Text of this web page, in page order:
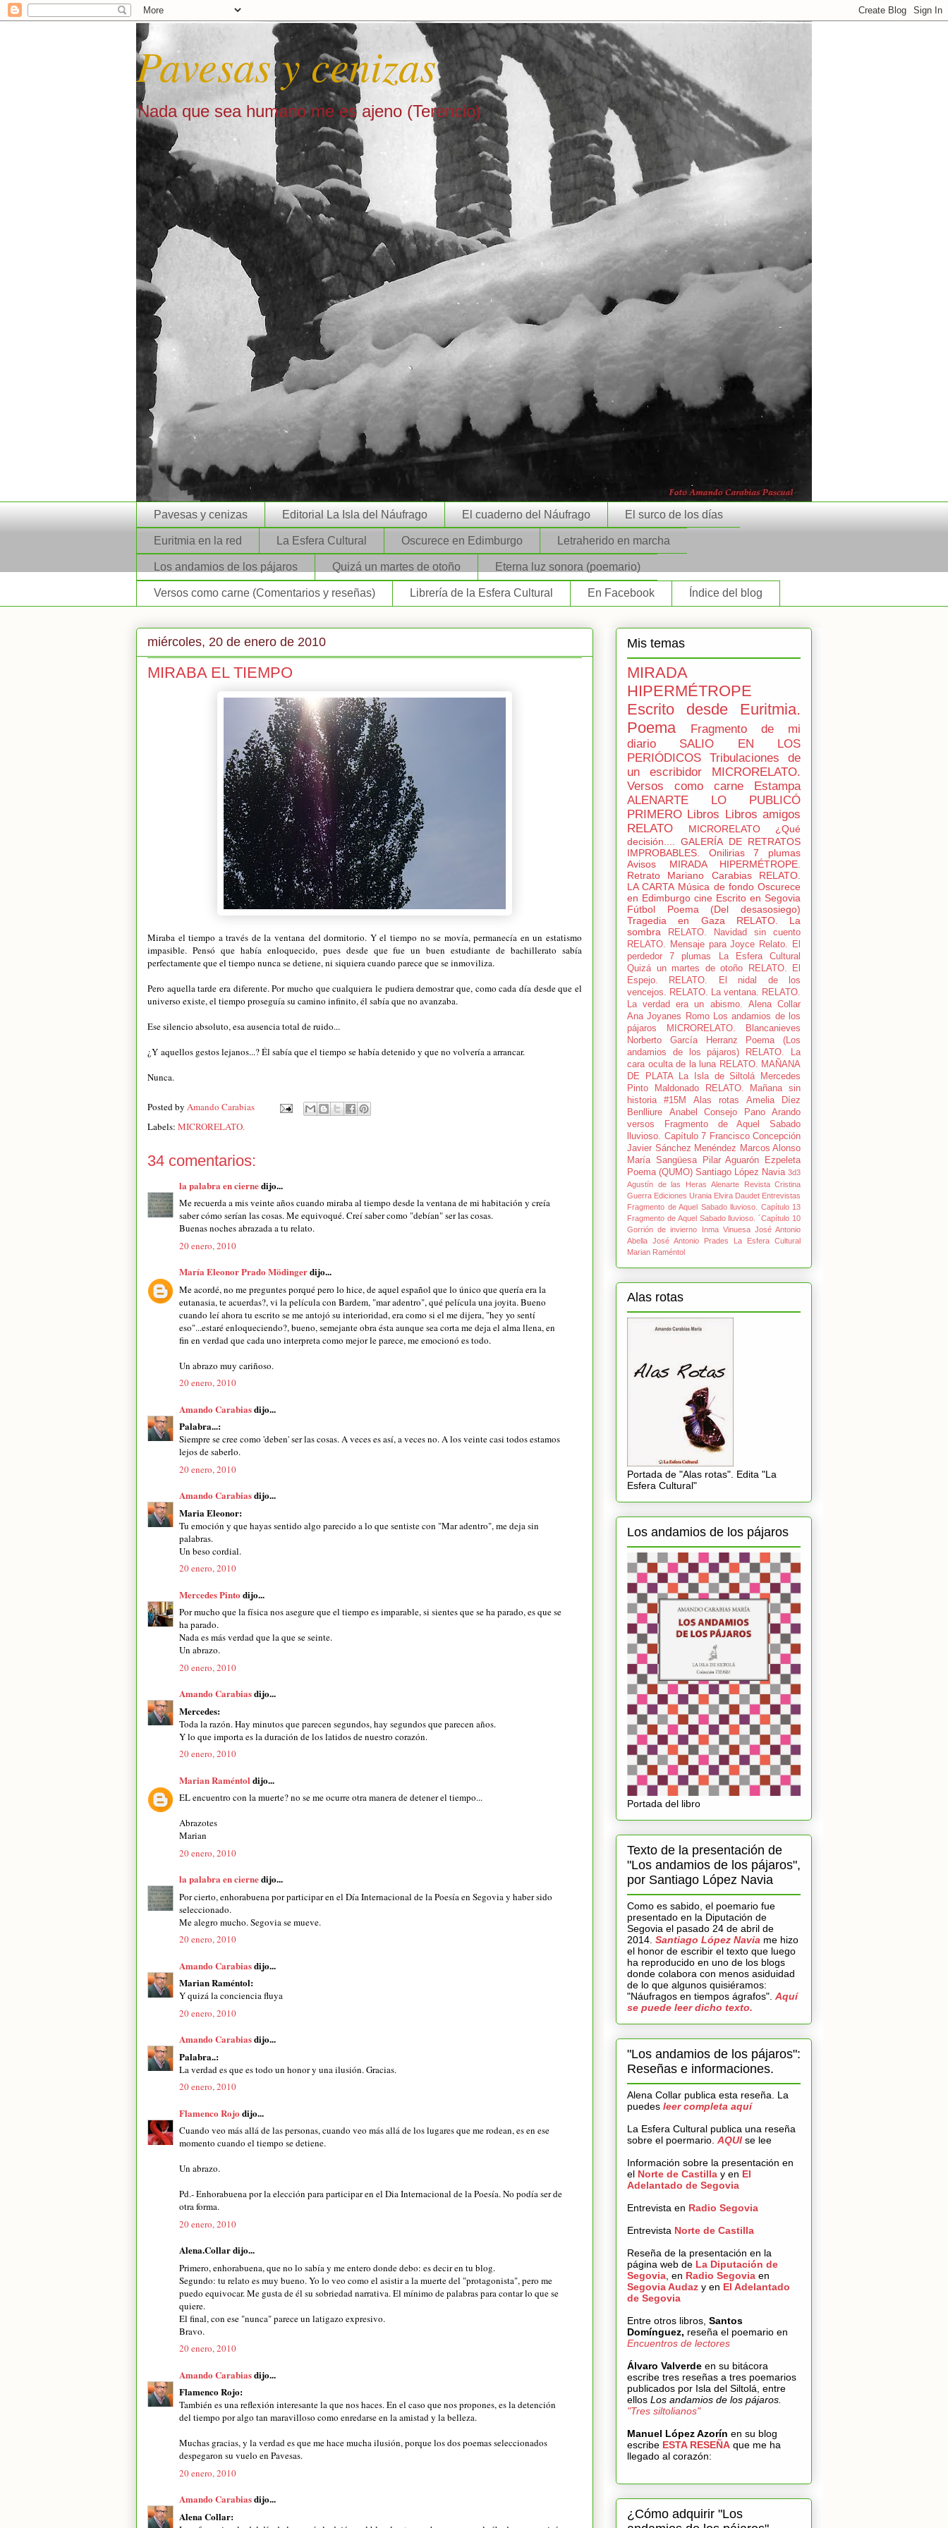
Pavesas y cenizas
Nada que sea humano me es ajeno (Terencio)
Pavesas y cenizas Editorial La Isla del Náufrago El cuaderno del Náufrago El surco de los días
Euritmia en la red La Esfera Cultural Oscurece en Edimburgo Letraherido en marcha
Los andamios de los pájaros Quizá un martes de otoño Eterna luz sonora (poemario)
Versos como carne (Comentarios y reseñas) Librería de la Esfera Cultural En Facebook Índice del blog
miércoles, 20 de enero de 2010
MIRABA EL TIEMPO
Miraba el tiempo a través de la ventana del dormitorio. Y el tiempo no se movía, permanecía en un estatismo
impasible. Pensó que había enloquecido, pues desde que fue un buen estudiante de bachillerato sabía
perfectamente que el tiempo nunca se detiene, ni siquiera cuando parece que se inmoviliza.
Pero aquella tarde era diferente. Por mucho que cualquiera le pudiera demostrar que, como cada día desde que el
universo existe, el tiempo proseguía su camino infinito, él sabía que no avanzaba.
Ese silencio absoluto, esa ausencia total de ruido...
¿Y aquellos gestos lejanos...? Él sabía que el tiempo se había detenido y que no volvería a arrancar.
Nunca.
Posted by Amando Carabias
Labels: MICRORELATO.
34 comentarios:
la palabra en ciernedijo...
Me recuerda a mis veinte años cuando miraba al tiempo desde la ventana de mi habitación y creía
saber cómo serían las cosas. Me equivoqué. Creí saber como "debían" ser las cosas.
Buenas noches abrazada a tu relato.
20 enero, 2010
María Eleonor Prado Mödingerdijo...
Me acordé, no me preguntes porqué pero lo hice, de aquel español que lo único que quería era la
eutanasia, te acuerdas?, vi la película con Bardem, "mar adentro", qué película una joyita. Bueno
cuando leí ahora tu escrito se me antojó su interioridad, era como si el me dijera, "hey yo sentí
eso"...estaré enloqueciendo?, bueno, semejante obra ésta aunque sea corta me deja el alma llena, en
fin en verdad que cada uno interpreta como mejor le parece, me emocionó es todo.
Un abrazo muy cariñoso.
20 enero, 2010
Amando Carabiasdijo...
Palabra...:
Siempre se cree como 'deben' ser las cosas. A veces es así, a veces no. A los veinte casi todos estamos
lejos de saberlo.
20 enero, 2010
Amando Carabiasdijo...
Maria Eleonor:
Tu emoción y que hayas sentido algo parecido a lo que sentiste con "Mar adentro", me deja sin
palabras.
Un beso cordial.
20 enero, 2010
Mercedes Pinto dijo...
Por mucho que la física nos asegure que el tiempo es imparable, si sientes que se ha parado, es que se
ha parado.
Nada es más verdad que la que se seinte.
Un abrazo.
20 enero, 2010
Amando Carabiasdijo...
Mercedes:
Toda la razón. Hay minutos que parecen segundos, hay segundos que parecen años.
Y lo que importa es la duración de los latidos de nuestro corazón.
20 enero, 2010
Marian Raméntol dijo...
EL encuentro con la muerte? no se me ocurre otra manera de detener el tiempo...
Abrazotes
Marian
20 enero, 2010
la palabra en ciernedijo...
Por cierto, enhorabuena por participar en el Día Internacional de la Poesía en Segovia y haber sido
seleccionado.
Me alegro mucho. Segovia se mueve.
20 enero, 2010
Amando Carabiasdijo...
Marian Raméntol:
Y quizá la conciencia fluya
20 enero, 2010
Amando Carabiasdijo...
Palabra..:
La verdad es que es todo un honor y una ilusión. Gracias.
20 enero, 2010
Flamenco Rojo dijo...
Cuando veo más allá de las personas, cuando veo más allá de los lugares que me rodean, es en ese
momento cuando el tiempo se detiene.
Un abrazo.
Pd.- Enhorabuena por la elección para participar en el Dia Internacional de la Poesía. No podía ser de
otra forma.
20 enero, 2010
Alena.Collar dijo...
Primero, enhorabuena, que no lo sabía y me entero donde debo: es decir en tu blog.
Segundo: tu relato es muy bueno. Yo lo veo como el asistir a la muerte del "protagonista", pero me
puedo equivocar. Me gusta de él su sobriedad narrativa. El mínimo de palabras para contar lo que se
quiere.
El final, con ese "nunca" parece un latigazo expresivo.
Bravo.
20 enero, 2010
Amando Carabiasdijo...
Flamenco Rojo:
También es una reflexión interesante la que nos haces. En el caso que nos propones, es la detención
del tiempo por algo tan maravilloso como enredarse en la amistad y la belleza.
Muchas gracias, y la verdad es que me hace mucha ilusión, porque los dos poemas seleccionados
despegaron su vuelo en Pavesas.
20 enero, 2010
Amando Carabiasdijo...
Alena Collar:
Mis temas
MIRADA
HIPERMÉTROPE
Escrito desde Euritmia.
Poema
Fragmento de mi
diario
SALIO EN LOS
PERIÓDICOS
Tribulaciones de
un escribidor
MICRORELATO.
Versos como carne
Estampa
ALENARTE LO PUBLICÓ
PRIMERO Libros Libros amigos
RELATO
MICRORELATO ¿Qué
decisión....
GALERÍA DE RETRATOS
IMPROBABLES.
Onilirias
7 plumas
Avisos
MIRADA HIPERMÉTROPE.
Retrato
Mariano Carabias
RELATO.
LA CARTA Música de fondo Oscurece
en Edimburgo cine Escrito en Segovia
Fútbol
Poema (Del desasosiego)
Tragedia en Gaza
RELATO. La
sombra
RELATO. Navidad sin cuento
RELATO. Mensaje para Joyce Relato. El
perdedor
7 plumas La Esfera Cultural
Quizá un martes de otoño
RELATO. El
Espejo.
RELATO. El nidal de los
vencejos.
RELATO. La ventana.
RELATO.
La verdad era un abismo.
Alena Collar
Ana Joyanes Romo
Los andamios de los
pájaros
MICRORELATO. Blancanieves
Norberto García Herranz
Poema (Los
andamios de los pájaros)
RELATO. La
cara oculta de la luna RELATO. MAÑANA
DE PLATA
La Isla de Siltolá
Mercedes
Pinto Maldonado
RELATO. Mañana sin
historia
#15M Alas rotas
Amelia Díez
Benlliure
Anabel Consejo Pano
Arando
versos
Fragmento de Aquel Sabado
lluvioso. Capítulo 7 Francisco Concepción
Javier Sánchez Menéndez Marcos Alonso
María Sangüesa
Pilar Aguarón Ezpeleta
Poema (QUMO) Santiago López Navia 3d3
Agustín de las Heras Alenarte Revista Cristina
Guerra Ediciones Urania Elvira Daudet Entrevistas
Fragmento de Aquel Sabado lluvioso. Capítulo 13
Fragmento de Aquel Sabado lluvioso. ´Capítulo 10
Gorrión de invierno
Inma Vinuesa José Antonio
Abella José Antonio Prades
La Esfera Cultural
Marian Raméntol
Alas rotas
Portada de "Alas rotas". Edita "La
Esfera Cultural"
Los andamios de los pájaros
Portada del libro
Texto de la presentación de
"Los andamios de los pájaros",
por Santiago López Navia
Como es sabido, el poemario fue
presentado en la Diputación de
Segovia el pasado 24 de abril de
2014. Santiago López Navia me hizo
el honor de escribir el texto que luego
ha reproducido en uno de los blogs
donde colabora con menos asiduidad
de lo que algunos quisiéramos:
"Náufragos en tiempos ágrafos". Aquí
se puede leer dicho texto.
"Los andamios de los pájaros":
Reseñas e informaciones.
Alena Collar publica esta reseña. La
puedes leer completa aquí
La Esfera Cultural publica una reseña
sobre el poermario. AQUI se lee
Información sobre la presentación en
el Norte de Castilla y en El
Adelantado de Segovia
Entrevista en Radio Segovia
Entrevista Norte de Castilla
Reseña de la presentación en la
página web de La Diputación de
Segovia en Radio Segovia en
Segovia Audaz y en El Adelantado
de Segovia
Entre otros libros, Santos
Domínguez, reseña el poemario en
Encuentros de lectores
Álvaro Valverde en su bitácora
escribe tres reseñas a tres poemarios
publicados por Isla del Siltolá, entre
ellos Los andamios de los pájaros.
"Tres siltolianos"
Manuel López Azorín en su blog
escribe ESTA RESEÑA que me ha
llegado al corazón:
¿Cómo adquirir "Los